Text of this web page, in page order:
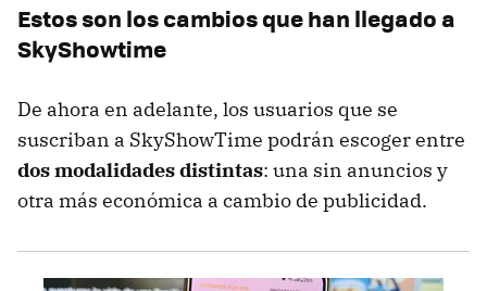
Estos son los cambios que han llegado a
SkyShowtime
De ahora en adelante, los usuarios que se
suscriban a SkyShowTime podrán escoger entre
dos modalidades distintas: una sin anuncios y
otra más económica a cambio de publicidad.